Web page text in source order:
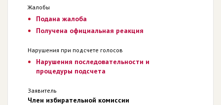
Жалобы
Подана жалоба
Получена официальная реакция
Нарушения при подсчете голосов
Нарушения последовательности и
процедуры подсчета
Заявитель
Член избирательной комиссии